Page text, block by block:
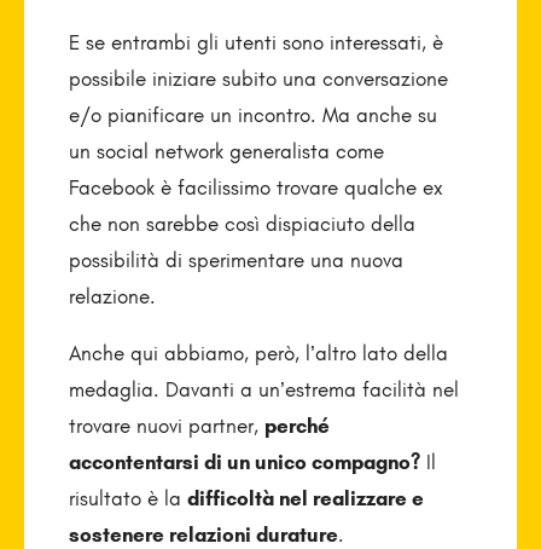
E se entrambi gli utenti sono interessati, è
possibile iniziare subito una conversazione
e/o pianificare un incontro. Ma anche su
un social network generalista come
Facebook è facilissimo trovare qualche ex
che non sarebbe così dispiaciuto della
possibilità di sperimentare una nuova
relazione.
Anche qui abbiamo, però, l’altro lato della
medaglia. Davanti a un’estrema facilità nel
trovare nuovi partner, perché
accontentarsi di un unico compagno?Il
risultato è la difficoltà nel realizzare e
sostenere relazioni durature.